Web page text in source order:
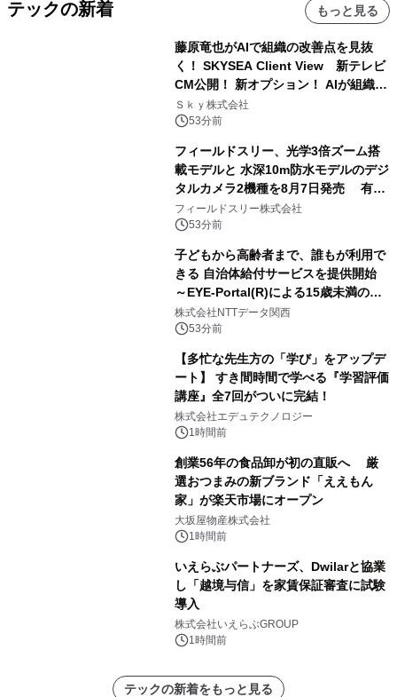
テックの新着 もっと見る
藤原竜也がAIで組織の改善点を見抜
く！ SKYSEA Client View 新テレビ
CM公開！ 新オプション！ AIが組織の
業務実態を分析し労務改善を支援。 藤
原竜也メイキング動画公開 「もしAIが
る自信がある」「昨年の夏はカブトム
シを捕まえたり、虫と戦ったり…」
Ｓｋｙ株式会社
53分前
フィールドスリー、光学3倍ズーム搭
載モデルと 水深10m防水モデルのデジ
タルカメラ2機種を8月7日発売 有効
約1300万画素、用途別に選べるコンデ
ジ新登場
フィールドスリー株式会社
53分前
子どもから高齢者まで、誰もが利用で
きる 自治体給付サービスを提供開始
～EYE-Portal(R)による15歳未満の本
人認証と デジタルデバイド対策で実現
～
株式会社NTTデータ関西
53分前
【多忙な先生方の「学び」をアップデ
ート】 すき間時間で学べる『学習評価
講座』全7回がついに完結！
株式会社エデュテクノロジー
1時間前
創業56年の食品卸が初の直販へ 厳
選おつまみの新ブランド「ええもん
家」が楽天市場にオープン
大坂屋物産株式会社
1時間前
いえらぶパートナーズ、Dwilarと協業
し「越境与信」を家賃保証審査に試験
導入
株式会社いえらぶGROUP
1時間前
テックの新着をもっと見る